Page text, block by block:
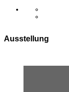
Ausstellung